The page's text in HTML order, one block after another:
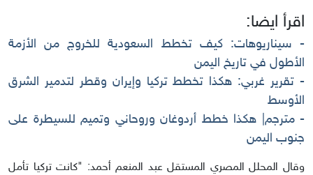
اقرأ ايضا:
- سيناريوهات: كيف تخطط السعودية للخروج من الأزمة
الأطول في تاريخ اليمن
- تقرير غربي: هكذا تخطط تركيا وإيران وقطر لتدمير الشرق
الأوسط
- مترجم| هكذا خطط أردوغان وروحاني وتميم للسيطرة على
جنوب اليمن
وقال المحلل المصري المستقل عبد المنعم أحمد: "كانت تركيا تأمل